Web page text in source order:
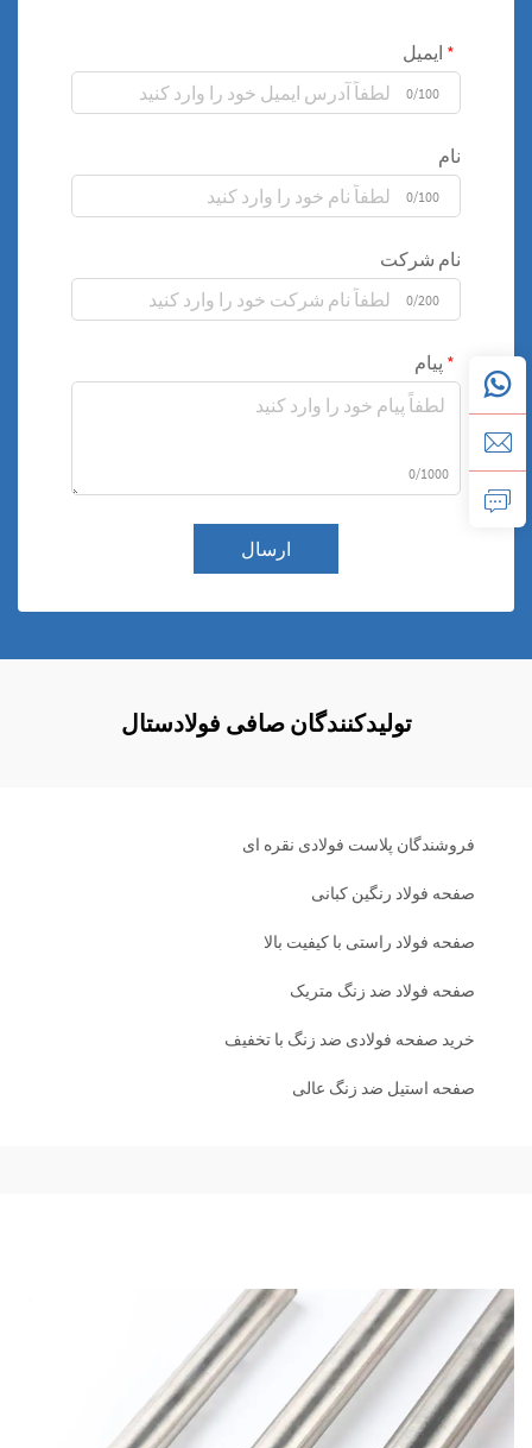
ایمیل
0/100
نام
0/100
نام شرکت
0/200
پیام
0/1000
ارسال
تولیدکنندگان صافی فولادستال
فروشندگان پلاست فولادی نقره ای
صفحه فولاد رنگین کبانی
صفحه فولاد راستی با کیفیت بالا
صفحه فولاد ضد زنگ متریک
خرید صفحه فولادی ضد زنگ با تخفیف
صفحه استیل ضد زنگ عالی